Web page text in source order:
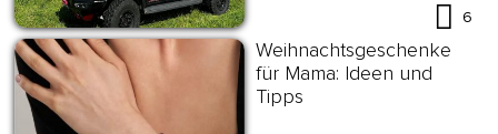
6
Weihnachtsgeschenke
für Mama: Ideen und
Tipps